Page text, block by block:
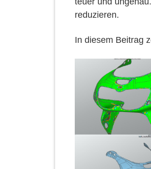
reduzieren.
In diesem Beitrag